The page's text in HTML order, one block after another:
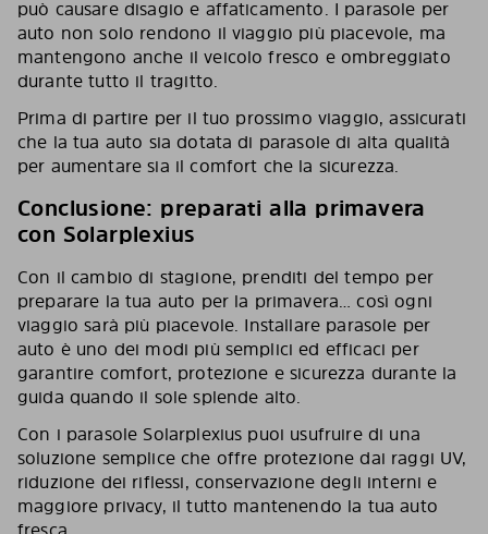
può causare disagio e affaticamento. I parasole per
auto non solo rendono il viaggio più piacevole, ma
mantengono anche il veicolo fresco e ombreggiato
durante tutto il tragitto.
Prima di partire per il tuo prossimo viaggio, assicurati
che la tua auto sia dotata di parasole di alta qualità
per aumentare sia il comfort che la sicurezza.
Conclusione: preparati alla primavera
con Solarplexius
Con il cambio di stagione, prenditi del tempo per
preparare la tua auto per la primavera… così ogni
viaggio sarà più piacevole. Installare parasole per
auto è uno dei modi più semplici ed efficaci per
garantire comfort, protezione e sicurezza durante la
guida quando il sole splende alto.
Con i parasole Solarplexius puoi usufruire di una
soluzione semplice che offre protezione dai raggi UV,
riduzione dei riflessi, conservazione degli interni e
maggiore privacy, il tutto mantenendo la tua auto